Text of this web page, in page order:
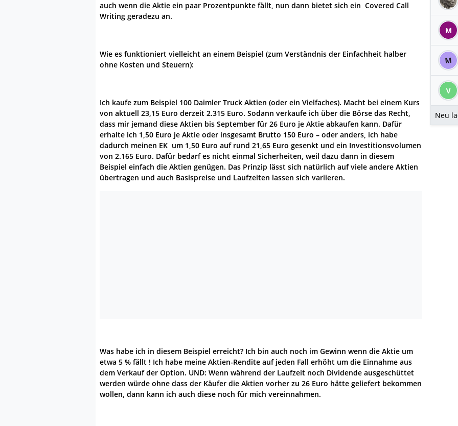
auch wenn die Aktie ein paar Prozentpunkte fällt, nun dann bietet sich ein Covered Call
Writing geradezu an.
Wie es funktioniert vielleicht an einem Beispiel (zum Verständnis der Einfachheit halber
ohne Kosten und Steuern):
Ich kaufe zum Beispiel 100 Daimler Truck Aktien (oder ein Vielfaches). Macht bei einem Kurs
von aktuell 23,15 Euro derzeit 2.315 Euro. Sodann verkaufe ich über die Börse das Recht,
dass mir jemand diese Aktien bis September für 26 Euro je Aktie abkaufen kann. Dafür
erhalte ich 1,50 Euro je Aktie oder insgesamt Brutto 150 Euro – oder anders, ich habe
dadurch meinen EK um 1,50 Euro auf rund 21,65 Euro gesenkt und ein Investitionsvolumen
von 2.165 Euro. Dafür bedarf es nicht einmal Sicherheiten, weil dazu dann in diesem
Beispiel einfach die Aktien genügen. Das Prinzip lässt sich natürlich auf viele andere Aktien
übertragen und auch Basispreise und Laufzeiten lassen sich variieren.
Was habe ich in diesem Beispiel erreicht? Ich bin auch noch im Gewinn wenn die Aktie um
etwa 5 % fällt ! Ich habe meine Aktien-Rendite auf jeden Fall erhöht um die Einnahme aus
dem Verkauf der Option. UND: Wenn während der Laufzeit noch Dividende ausgeschüttet
werden würde ohne dass der Käufer die Aktien vorher zu 26 Euro hätte geliefert bekommen
wollen, dann kann ich auch diese noch für mich vereinnahmen.
M
M
V
Neu